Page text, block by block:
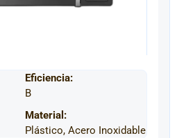
Eficiencia:
B
Material:
Plástico, Acero Inoxidable